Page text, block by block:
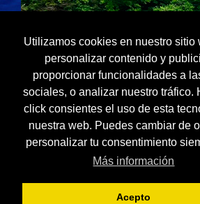
Utilizamos cookies en nuestro sitio
personalizar contenido y
proporcionar funcionalidades a
sociales, o analizar nuestro tráfico.
click consientes el uso de esta
nuestra web. Puedes cambiar de
personalizar tu consentimiento
Más información
Acepto